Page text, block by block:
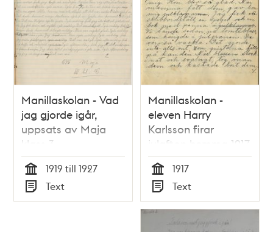
Manillaskolan - Vad
jag gjorde igår,
uppsats av Maja
klass 3
Tid
1919 till 1927
Typ
Text
Manillaskolan -
eleven Harry
Karlsson firar
julafton hemma 1917
Tid
1917
Typ
Text